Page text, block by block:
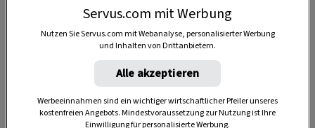
Servus.com mit Werbung
Nutzen Sie Servus.com mit Webanalyse, personalisierter Werbung
und Inhalten von Drittanbietern.
Alle akzeptieren
Werbeeinnahmen sind ein wichtiger wirtschaftlicher Pfeiler unseres
kostenfreien Angebots. Mindestvoraussetzung zur Nutzung ist Ihre
Einwilligung für personalisierte Werbung.